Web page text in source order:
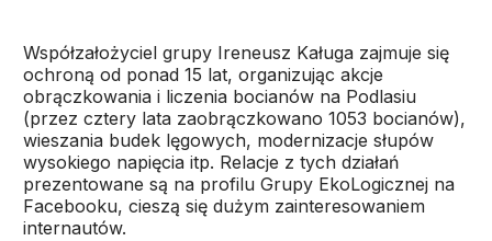
Współzałożyciel grupy Ireneusz Kaługa zajmuje się
ochroną od ponad 15 lat, organizując akcje
obrączkowania i liczenia bocianów na Podlasiu
(przez cztery lata zaobrączkowano 1053 bocianów),
wieszania budek lęgowych, modernizacje słupów
wysokiego napięcia itp. Relacje z tych działań
prezentowane są na profilu Grupy EkoLogicznej na
Facebooku, cieszą się dużym zainteresowaniem
internautów.